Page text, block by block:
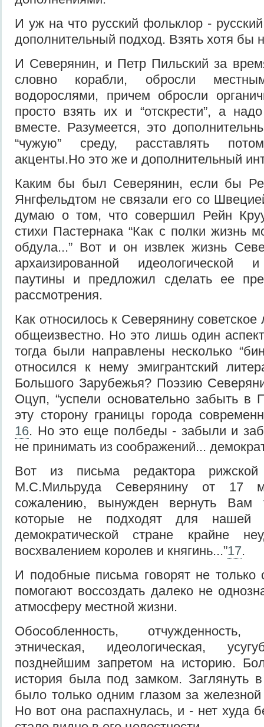
И уж на что русский фольклор -
дополнительный подход. Взять хотя бы
И Северянин, и Петр Пильский за
словно корабли, обросли
водорослями, причем обросли
просто взять их и “отскрести”, а
вместе. Разумеется, это
“чужую” среду, расставлять
акценты.Но это же и дополнительный
Каким бы был Северянин, если бы
Янгфельдтом не связали его со
думаю о том, что совершил Рейн
стихи Пастернака “Как с полки жизнь
обдула...” Вот и он извлек жизнь
архаизированной идеологической
паутины и предложил сделать ее
рассмотрения.
Как относилось к Северянину советское
общеизвестно. Но это лишь один
тогда были направлены несколько
относился к нему эмигрантский
Большого Зарубежья? Поэзию
Оцуп, “успели основательно забыть в
эту сторону границы города
16. Но это еще полбеды - забыли и
не принимать из соображений...
Вот из письма редактора рижской
М.С.Мильруда Северянину от 17
сожалению, вынужден вернуть Вам
которые не подходят для нашей
демократической стране крайне
восхвалением королев и княгинь...”17.
И подобные письма говорят не
помогают воссоздать далеко не
атмосферу местной жизни.
Обособленность, отчужденность,
этническая, идеологическая,
позднейшим запретом на историю.
история была под замком. Заглянуть в
было только одним глазом за
Но вот она распахнулась, и - нет худа